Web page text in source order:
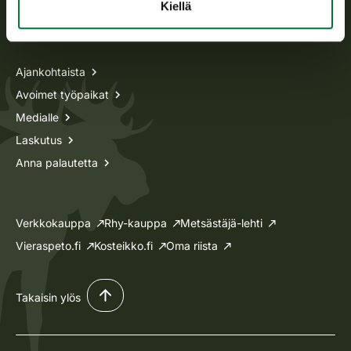
Kiellä
Tietoa meistä
Ajankohtaista
Avoimet työpaikat
Medialle
Laskutus
Anna palautetta
Verkkokauppa Rhy-kauppa
Metsästäjä-lehti
Vieraspeto.fi
Kosteikko.fi Oma riista
Takaisin ylös